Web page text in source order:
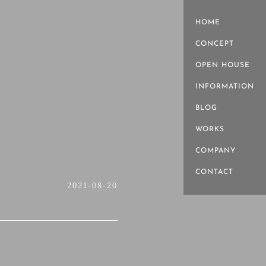
HOME
CONCEPT
OPEN HOUSE
INFORMATION
BLOG
WORKS
COMPANY
CONTACT
2021-08-20